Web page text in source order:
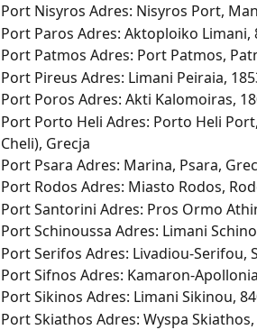
Port Nisyros Adres: Nisyros Port,
Port Paros Adres: Aktoploiko Limani,
Port Patmos Adres: Port Patmos,
Port Pireus Adres: Limani Peiraia,
Port Poros Adres: Akti Kalomoiras,
Port Porto Heli Adres: Porto Heli
Cheli), Grecja
Port Psara Adres: Marina, Psara,
Port Rodos Adres: Miasto Rodos,
Port Santorini Adres: Pros Ormo
Port Schinoussa Adres: Limani
Port Serifos Adres: Livadiou-Serifou,
Port Sifnos Adres: Kamaron-
Port Sikinos Adres: Limani Sikinou,
Port Skiathos Adres: Wyspa